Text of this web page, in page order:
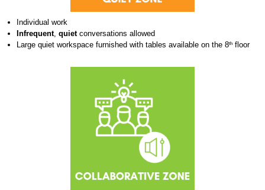
Individual work
Infrequent, quietconversations allowed
Large quiet workspace furnished with tables available on the 8thfloor
ZONE_COLLABORATIVE_EN.PNG